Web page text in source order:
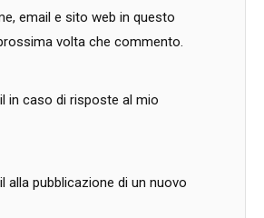
email e sito web in questo
volta che commento.
in caso di risposte al mio
alla pubblicazione di un nuovo